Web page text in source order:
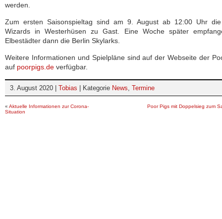
werden.
Zum ersten Saisonspieltag sind am 9. August ab 12:00 Uhr
Wizards in Westerhüsen zu Gast. Eine Woche später
Elbestädter dann die Berlin Skylarks.
Weitere Informationen und Spielpläne sind auf der Webseite der
auf poorpigs.de verfügbar.
3. August 2020 | Tobias | Kategorie News, Termine
« Aktuelle Informationen zur Corona-
Situation
Poor Pigs mit Doppelsieg zum